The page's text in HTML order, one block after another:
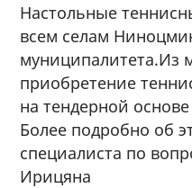
Настольные
всем селам
муниципалитета.Из
приобретение
на тендерной
Более подробно об
специалиста по
Ирицяна